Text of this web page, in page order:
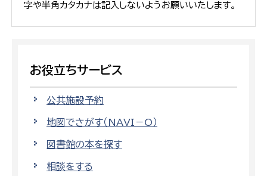
字や半角カタカナは記入しないようお願いいたします。
お役立ちサービス
公共施設予約
地図でさがす（NAVI－O）
図書館の本を探す
相談をする